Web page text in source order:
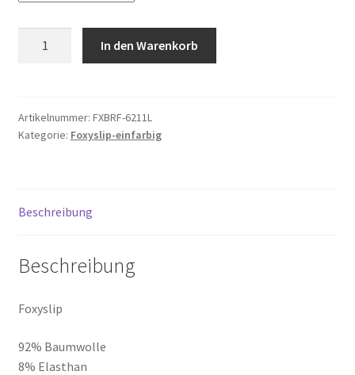
Posies
Menge
In den Warenkorb
Artikelnummer: FXBRF-6211L
Kategorie: Foxyslip-einfarbig
Beschreibung
Beschreibung
Foxyslip
92% Baumwolle
8% Elasthan